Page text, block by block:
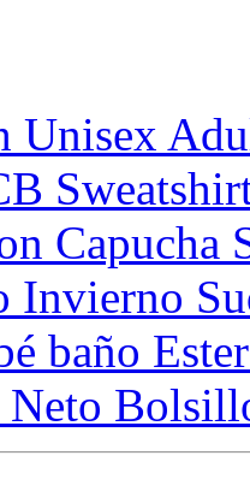
Unisex
Invierno
baño
Neto